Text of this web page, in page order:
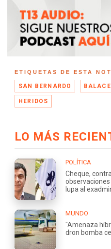
ETIQUETAS DE ESTA
SAN BERNARDO
HERIDOS
LO MÁS
POLÍTICA
Cheque,
lupa al
MUNDO
"Amenaza
dron bomba